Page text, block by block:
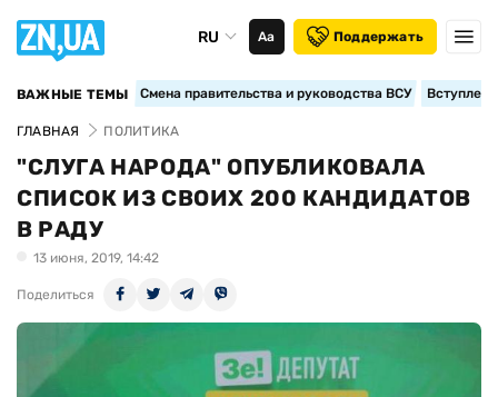
RU Аа Поддержать
ВАЖНЫЕ ТЕМЫ Смена правительства и руководства ВСУ
ГЛАВНАЯ ПОЛИТИКА
"СЛУГА НАРОДА" ОПУБЛИКОВАЛА
СПИСОК ИЗ СВОИХ 200 КАНДИДАТОВ
В РАДУ
13 июня, 2019, 14:42
Поделиться